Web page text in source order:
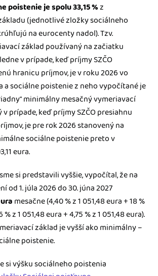
poistenie je spolu 33,15 %z
(jednotlivé zložky sociálneho
na eurocenty nadol). Tzv.
základ používaný na začiatku
v prípade, keď príjmy SZČO
hranicu príjmov, je v roku 2026 vo
a sociálne poistenie z neho vypočítané je
minimálny mesačný vymeriavací
prípade, keď príjmy SZČO presiahnu
je pre rok 2026 stanovený na
sociálne poistenie preto v
eura.
si predstavili vyššie, vypočítal, že na
od 1. júla 2026 do 30. júna 2027
mesačne (4,40 % z 1 051,48 eura + 18 %
% z 1 051,48 eura + 4,75 % z 1 051,48 eura).
základ je vyšší ako minimálny –
poistenie.
si výšku sociálneho poistenia